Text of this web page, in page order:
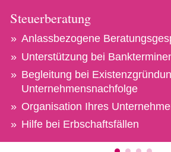
Steuerberatung
Anlassbezogene
Unterstützung bei
Begleitung bei
Unternehmensnachfolge
Organisation Ihres
Hilfe bei Erbschaftsfällen